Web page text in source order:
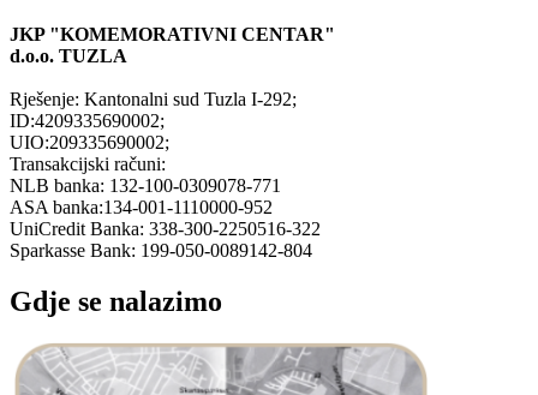
JKP "KOMEMORATIVNI CENTAR"
d.o.o. TUZLA
Rješenje: Kantonalni sud Tuzla I-292;
ID:4209335690002;
UIO:209335690002;
Transakcijski računi:
NLB banka: 132-100-0309078-771
ASA banka:134-001-1110000-952
UniCredit Banka: 338-300-2250516-322
Sparkasse Bank: 199-050-0089142-804
Gdje se nalazimo